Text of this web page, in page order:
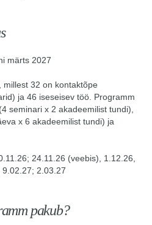
märts 2027
millest 32 on kontaktõpe
ja 46 iseseisev töö. Programm
seminari x 2 akadeemilist tundi),
x 6 akadeemilist tundi) ja
24.11.26 (veebis), 1.12.26,
2.03.27
pakub?